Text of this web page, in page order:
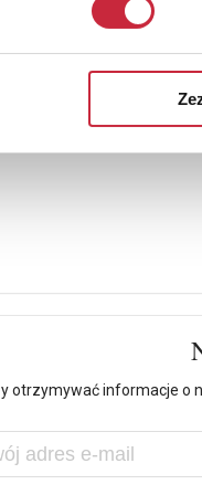
otrzymywać informacje o